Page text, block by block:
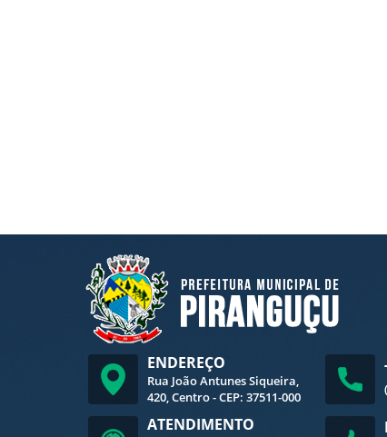
ENDEREÇO
Rua João Antunes Siqueira,
420, Centro - CEP: 37511-000
ATENDIMENTO